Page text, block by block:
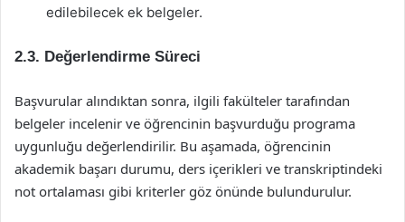
edilebilecek ek belgeler.
2.3. Değerlendirme Süreci
Başvurular alındıktan sonra, ilgili fakülteler tarafından
belgeler incelenir ve öğrencinin başvurduğu programa
uygunluğu değerlendirilir. Bu aşamada, öğrencinin
akademik başarı durumu, ders içerikleri ve transkriptindeki
not ortalaması gibi kriterler göz önünde bulundurulur.